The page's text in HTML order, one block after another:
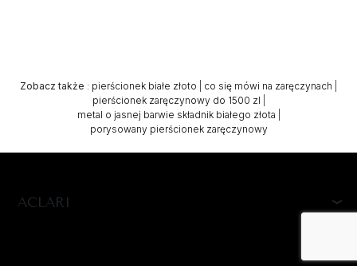
Zobacz także : pierścionek białe złoto co się mówi na zaręczynach
pierścionek zaręczynowy do 1500 zl
metal o jasnej barwie składnik białego złota
porysowany pierścionek zaręczynowy
ACLARI